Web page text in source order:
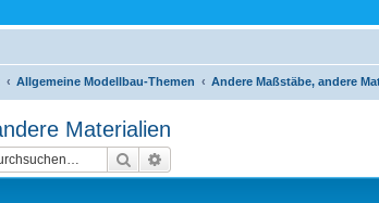
Allgemeine Modellbau-Themen Andere Maßstäbe, andere
Materialien
Suche